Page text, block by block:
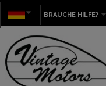
BRAUCHE HILFE?